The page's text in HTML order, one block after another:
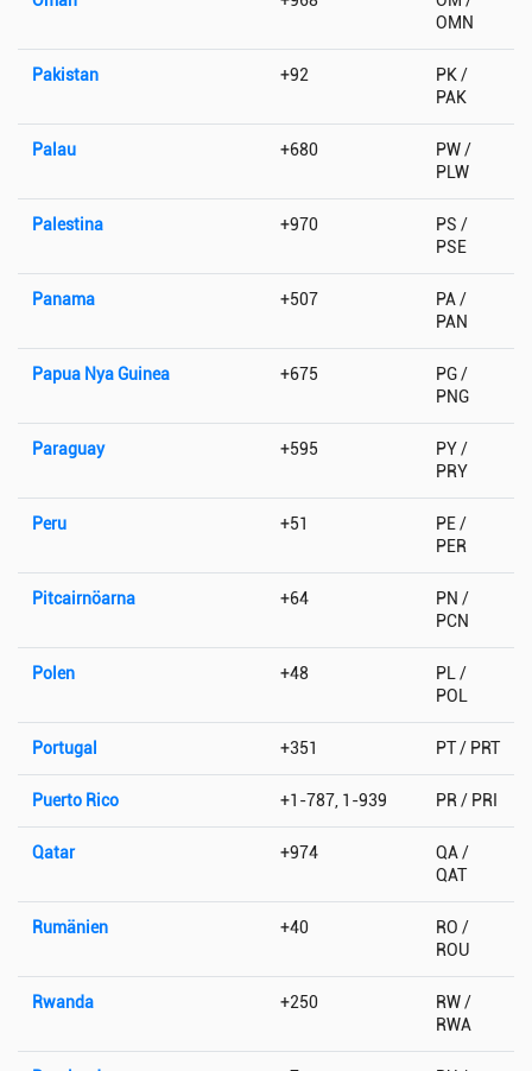
OMN
Pakistan +92
PK /
PAK
Palau +680
PW /
PLW
Palestina +970
PS /
PSE
Panama +507
PA /
PAN
Papua Nya Guinea +675
PG /
PNG
Paraguay +595
PY /
PRY
Peru +51
PE /
PER
Pitcairnöarna +64
PN /
PCN
Polen +48
PL /
POL
Portugal +351 PT / PRT
Puerto Rico +1-787, 1-939 PR / PRI
Qatar +974
QA /
QAT
Rumänien +40
RO /
ROU
Rwanda +250
RW /
RWA